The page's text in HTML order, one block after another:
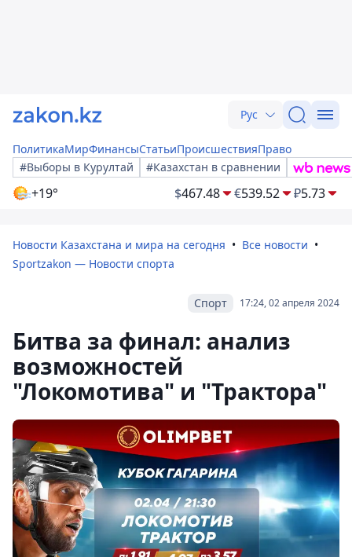
Рус
ПолитикаМирФинансыСтатьиПроисшествияПраво
#Выборы в Курултай
#Казахстан в сравнении
+19° $467.48 €539.52 ₽5.73
Новости Казахстана и мира на сегодня
Все новости
Sportzakon — Новости спорта
17:24, 02 апреля 2024
Спорт
Битва за финал: анализ
возможностей
"Локомотива" и "Трактора"